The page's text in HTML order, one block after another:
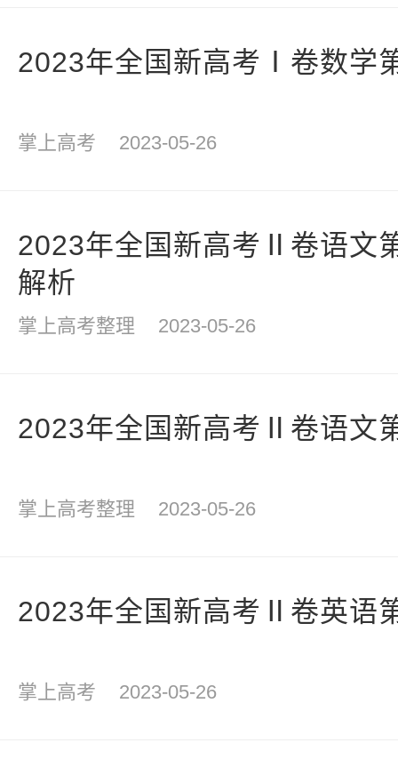
2023年全国新高考Ⅰ卷数学
掌上高考 2023-05-26
2023年全国新高考Ⅱ卷语文
解析
掌上高考整理 2023-05-26
2023年全国新高考Ⅱ卷语文
掌上高考整理 2023-05-26
2023年全国新高考Ⅱ卷英语
掌上高考 2023-05-26